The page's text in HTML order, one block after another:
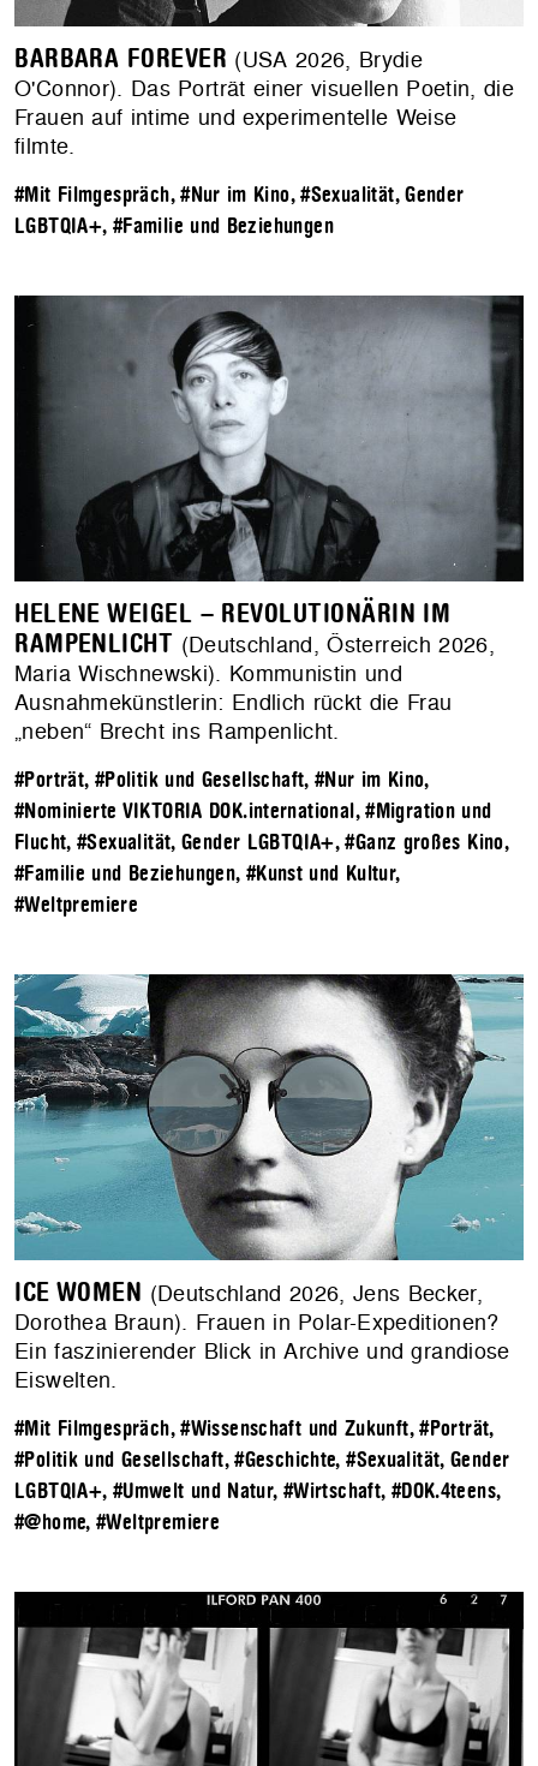
BARBARA FOREVER (USA 2026, Brydie
O'Connor). Das Porträt einer visuellen Poetin, die
Frauen auf intime und experimentelle Weise
filmte.
#Mit Filmgespräch,#Nur im Kino,#Sexualität, Gender
LGBTQIA+, #Familie und Beziehungen
HELENE WEIGEL – REVOLUTIONÄRIN IM
RAMPENLICHT (Deutschland, Österreich 2026,
Maria Wischnewski). Kommunistin und
Ausnahmekünstlerin: Endlich rückt die Frau
„neben“ Brecht ins Rampenlicht.
#Porträt, #Politik und Gesellschaft, #Nur im Kino,
#Nominierte VIKTORIA DOK.international,#Migration und
Flucht,#Sexualität, Gender LGBTQIA+,#Ganz großes Kino,
#Familie und Beziehungen, #Kunst und Kultur,
#Weltpremiere
ICE WOMEN (Deutschland 2026, Jens Becker,
Dorothea Braun). Frauen in Polar-Expeditionen?
Ein faszinierender Blick in Archive und grandiose
Eiswelten.
#Mit Filmgespräch,#Wissenschaft und Zukunft,#Porträt,
#Politik und Gesellschaft,#Geschichte,#Sexualität, Gender
LGBTQIA+, #Umwelt und Natur, #Wirtschaft, #DOK.4teens,
#@home,#Weltpremiere